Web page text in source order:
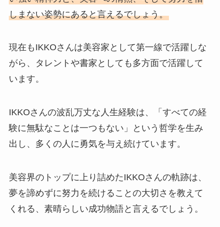
しまない姿勢にあると言えるでしょう。
現在もIKKOさんは美容家として第一線で活躍しな
がら、タレントや書家としても多方面で活躍して
います。
IKKOさんの波乱万丈な人生経験は、「すべての経
験に無駄なことは一つもない」という哲学を生み
出し、多くの人に勇気を与え続けています。
美容界のトップに上り詰めたIKKOさんの軌跡は、
夢を諦めずに努力を続けることの大切さを教えて
くれる、素晴らしい成功物語と言えるでしょう。